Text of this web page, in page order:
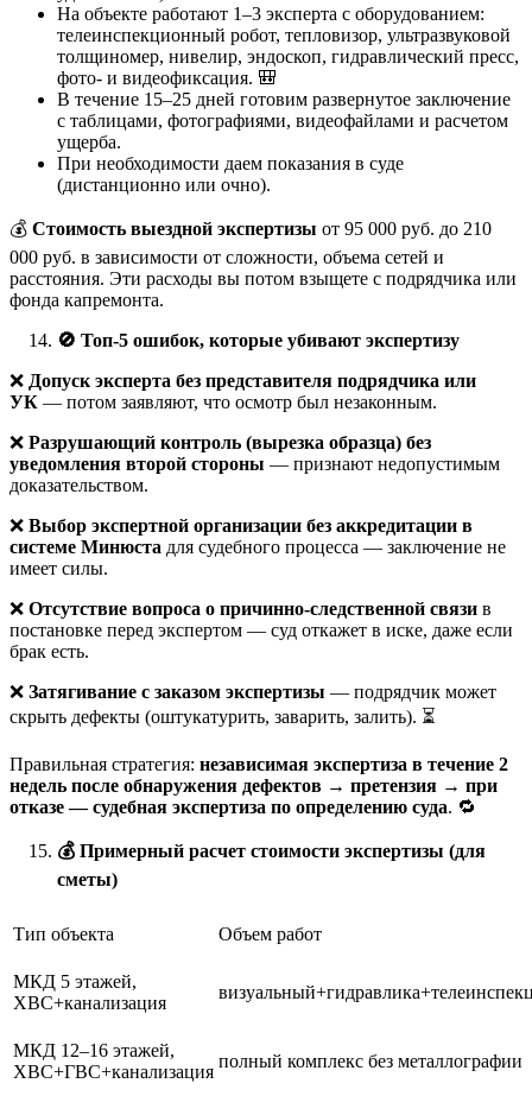
На объекте работают 1–3 эксперта с оборудованием:
телеинспекционный робот, тепловизор, ультразвуковой
толщиномер, нивелир, эндоскоп, гидравлический пресс,
фото- и видеофиксация. 🎒
В течение 15–25 дней готовим развернутое заключение
с таблицами, фотографиями, видеофайлами и расчетом
ущерба.
При необходимости даем показания в суде
(дистанционно или очно).
💰 Стоимость выездной экспертизы от 95 000 руб. до 210
000 руб. в зависимости от сложности, объема сетей и
расстояния. Эти расходы вы потом взыщете с подрядчика или
фонда капремонта.
🚫 Топ-5 ошибок, которые убивают экспертизу
❌ Допуск эксперта без представителя подрядчика или
УК — потом заявляют, что осмотр был незаконным.
❌ Разрушающий контроль (вырезка образца) без
уведомления второй стороны — признают недопустимым
доказательством.
❌ Выбор экспертной организации без аккредитации в
системе Минюста для судебного процесса — заключение не
имеет силы.
❌ Отсутствие вопроса о причинно-следственной связи в
постановке перед экспертом — суд откажет в иске, даже если
брак есть.
❌ Затягивание с заказом экспертизы — подрядчик может
скрыть дефекты (оштукатурить, заварить, залить). ⏳
Правильная стратегия: независимая экспертиза в течение 2
недель после обнаружения дефектов → претензия → при
отказе — судебная экспертиза по определению суда. 🔁
💰 Примерный расчет стоимости экспертизы (для
сметы)
Тип объекта Объем работ
МКД 5 этажей,
ХВС+канализация
МКД 12–16 этажей,
ХВС+ГВС+канализация
полный комплекс без металлографии